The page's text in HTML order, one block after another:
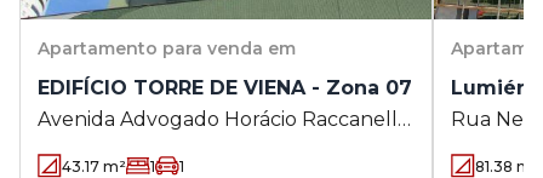
Apartamento para venda em
EDIFÍCIO TORRE DE VIENA - Zona 07
Avenida Advogado Horácio Raccanello
Filho 6240 - Zona 07 - Maringá - PR
43.17 m² 1 1
Lumiére
Rua Neo
Maringá
81.38 m²